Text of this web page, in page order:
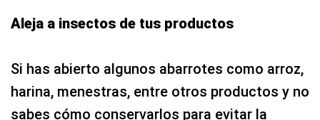
Aleja a insectos de tus productos
Si has abierto algunos abarrotes como arroz,
harina, menestras, entre otros productos y no
sabes cómo conservarlos para evitar la